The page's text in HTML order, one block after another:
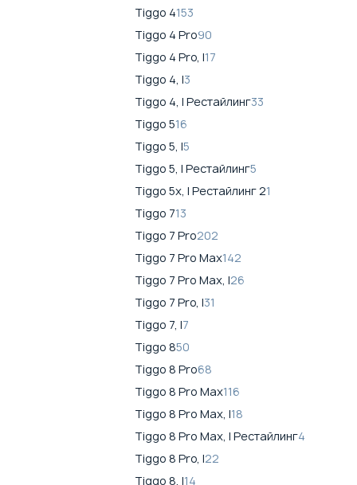
Tiggo 4153
Tiggo 4 Pro90
Tiggo 4 Pro, I17
Tiggo 4, I3
Tiggo 4, I Рестайлинг33
Tiggo 516
Tiggo 5, I5
Tiggo 5, I Рестайлинг5
Tiggo 5x, I Рестайлинг 21
Tiggo 713
Tiggo 7 Pro202
Tiggo 7 Pro Max142
Tiggo 7 Pro Max, I26
Tiggo 7 Pro, I31
Tiggo 7, I7
Tiggo 850
Tiggo 8 Pro68
Tiggo 8 Pro Max116
Tiggo 8 Pro Max, I18
Tiggo 8 Pro Max, I Рестайлинг4
Tiggo 8 Pro, I22
Tiggo 8, I14